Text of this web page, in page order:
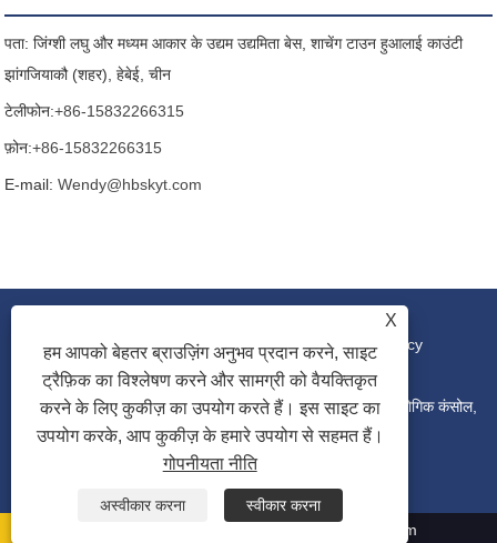
पता: जिंग्शी लघु और मध्यम आकार के उद्यम उद्यमिता बेस, शाचेंग टाउन हुआलाई काउंटी
झांगजियाकौ (शहर), हेबेई, चीन
टेलीफोन:+86-15832266315
फ़ोन:+86-15832266315
E-mail:Wendy@hbskyt.com
लिंक|Sitemap| RSS|XML|Privacy Policy
कॉपीराइट © 2022 हेबेई शौके युआनटुओ टेक्नोलॉजी कं, लिमिटेड - औद्योगिक कंसोल,
वितरण बॉक्स, आईटी रैक कैबिनेट - सर्वाधिकार सुरक्षित
X
हम आपको बेहतर ब्राउज़िंग अनुभव प्रदान करने, साइट
ट्रैफ़िक का विश्लेषण करने और सामग्री को वैयक्तिकृत
करने के लिए कुकीज़ का उपयोग करते हैं। इस साइट का
उपयोग करके, आप कुकीज़ के हमारे उपयोग से सहमत हैं।
गोपनीयता नीति
अस्वीकार करना
स्वीकार करना
Wendy@hbskyt.com